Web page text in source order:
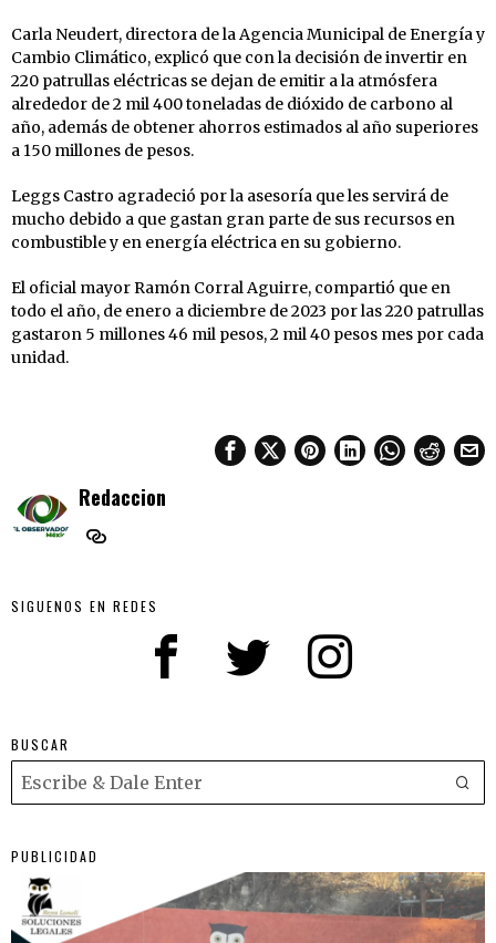
Carla Neudert, directora de la Agencia Municipal de Energía y
Cambio Climático, explicó que con la decisión de invertir en
220 patrullas eléctricas se dejan de emitir a la atmósfera
alrededor de 2 mil 400 toneladas de dióxido de carbono al
año, además de obtener ahorros estimados al año superiores
a 150 millones de pesos.
Leggs Castro agradeció por la asesoría que les servirá de
mucho debido a que gastan gran parte de sus recursos en
combustible y en energía eléctrica en su gobierno.
El oficial mayor Ramón Corral Aguirre, compartió que en
todo el año, de enero a diciembre de 2023 por las 220 patrullas
gastaron 5 millones 46 mil pesos, 2 mil 40 pesos mes por cada
unidad.
Redaccion
SIGUENOS EN REDES
BUSCAR
PUBLICIDAD